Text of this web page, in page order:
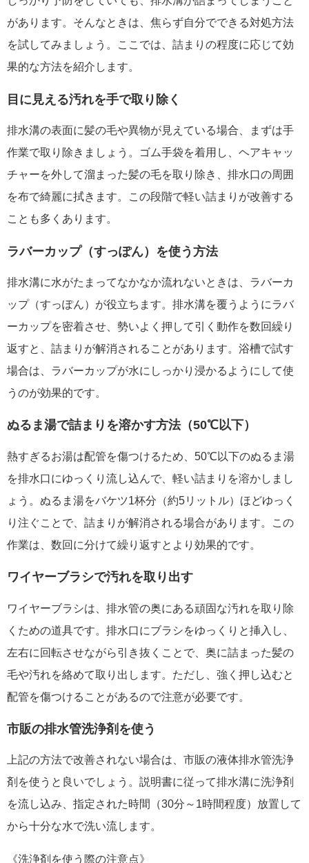
があります。そんなときは、焦らず自分でできる対処方法
を試してみましょう。ここでは、詰まりの程度に応じて効
果的な方法を紹介します。
目に見える汚れを手で取り除く
排水溝の表面に髪の毛や異物が見えている場合、まずは手
作業で取り除きましょう。ゴム手袋を着用し、ヘアキャッ
チャーを外して溜まった髪の毛を取り除き、排水口の周囲
を布で綺麗に拭きます。この段階で軽い詰まりが改善する
ことも多くあります。
ラバーカップ（すっぽん）を使う方法
排水溝に水がたまってなかなか流れないときは、ラバーカ
ップ（すっぽん）が役立ちます。排水溝を覆うようにラバ
ーカップを密着させ、勢いよく押して引く動作を数回繰り
返すと、詰まりが解消されることがあります。浴槽で試す
場合は、ラバーカップが水にしっかり浸かるようにして使
うのが効果的です。
ぬるま湯で詰まりを溶かす方法（50℃以下）
熱すぎるお湯は配管を傷つけるため、50℃以下のぬるま湯
を排水口にゆっくり流し込んで、軽い詰まりを溶かしまし
ょう。ぬるま湯をバケツ1杯分（約5リットル）ほどゆっく
り注ぐことで、詰まりが解消される場合があります。この
作業は、数回に分けて繰り返すとより効果的です。
ワイヤーブラシで汚れを取り出す
ワイヤーブラシは、排水管の奥にある頑固な汚れを取り除
くための道具です。排水口にブラシをゆっくりと挿入し、
左右に回転させながら引き抜くことで、奥に詰まった髪の
毛や汚れを絡めて取り出します。ただし、強く押し込むと
配管を傷つけることがあるので注意が必要です。
市販の排水管洗浄剤を使う
上記の方法で改善されない場合は、市販の液体排水管洗浄
剤を使うと良いでしょう。説明書に従って排水溝に洗浄剤
を流し込み、指定された時間（30分～1時間程度）放置して
から十分な水で洗い流します。
《洗浄剤を使う際の注意点》